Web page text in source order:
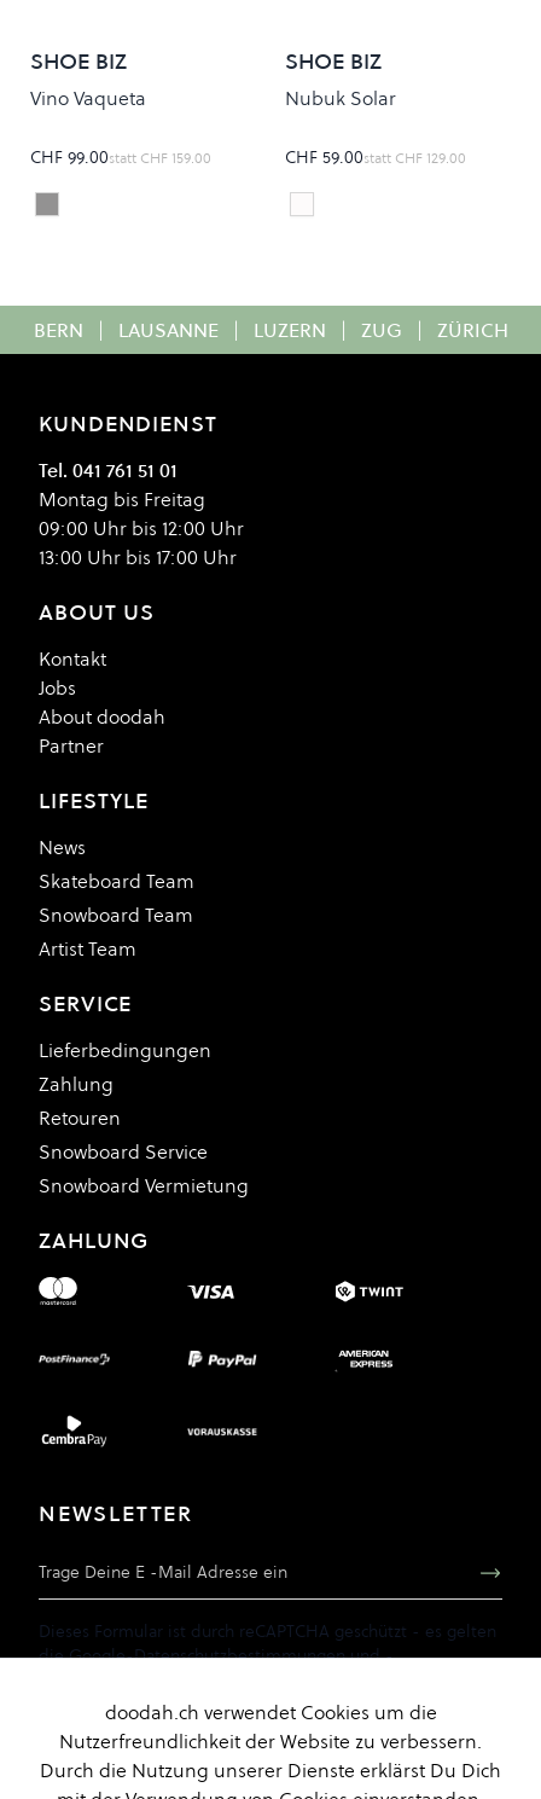
SHOE BIZ
Vino Vaqueta
CHF 99.00statt CHF 159.00
Colour
Taupe
SHOE BIZ
Nubuk Solar
CHF 59.00statt CHF 129.00
Colour
White
BERN | LAUSANNE | LUZERN | ZUG | ZÜRICH
KUNDENDIENST
Tel. 041 761 51 01
Montag bis Freitag
09:00 Uhr bis 12:00 Uhr
13:00 Uhr bis 17:00 Uhr
ABOUT US
Kontakt
Jobs
About doodah
Partner
LIFESTYLE
News
Skateboard Team
Snowboard Team
Artist Team
SERVICE
Lieferbedingungen
Zahlung
Retouren
Snowboard Service
Snowboard Vermietung
ZAHLUNG
NEWSLETTER
Dieses Formular ist durch reCAPTCHA geschützt - es gelten
dieGoogle-Datenschutzbestimmungenund-
doodah.ch verwendet Cookies um die
Nutzerfreundlichkeit der Website zu verbessern.
Durch die Nutzung unserer Dienste erklärst Du Dich